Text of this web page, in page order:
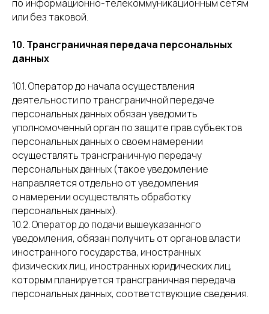
по информационно-телекоммуникационным сетям
или без таковой.
10. Трансграничная передача персональных
данных
10.1. Оператор до начала осуществления
деятельности по трансграничной передаче
персональных данных обязан уведомить
уполномоченный орган по защите прав субъектов
персональных данных о своем намерении
осуществлять трансграничную передачу
персональных данных (такое уведомление
направляется отдельно от уведомления
о намерении осуществлять обработку
персональных данных).
10.2. Оператор до подачи вышеуказанного
уведомления, обязан получить от органов власти
иностранного государства, иностранных
физических лиц, иностранных юридических лиц,
которым планируется трансграничная передача
персональных данных, соответствующие сведения.